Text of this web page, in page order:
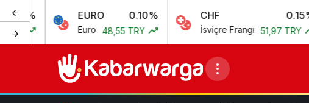
EURO 0.10%
Euro 48,55 TRY
CHF
İsviçre Frangı 51,97 TRY